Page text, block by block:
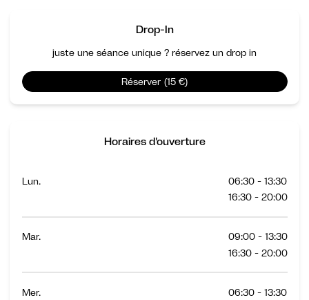
Drop-In
juste une séance unique ? réservez un drop in
Réserver (15 €)
Horaires d'ouverture
Lun.
06:30 - 13:30
16:30 - 20:00
Mar.
09:00 - 13:30
16:30 - 20:00
Mer.
06:30 - 13:30